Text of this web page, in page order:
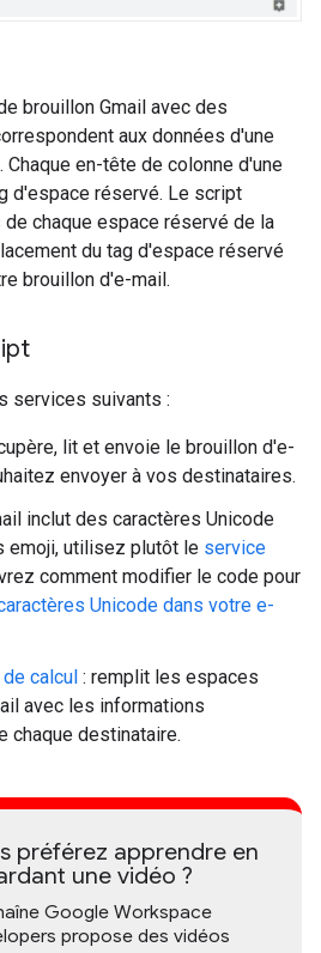
brouillon Gmail avec des
aux données d'une
en-tête de colonne d'une
d'espace réservé. Le script
chaque espace réservé de la
du tag d'espace réservé
brouillon d'e-mail.
services suivants :
lit et envoie le brouillon d'e-
envoyer à vos destinataires.
inclut des caractères Unicode
emoji, utilisez plutôt le service
comment modifier le code pour
Unicode dans votre e-
calcul : remplit les espaces
avec les informations
chaque destinataire.
préférez apprendre en
une vidéo ?
Google Workspace
propose des vidéos